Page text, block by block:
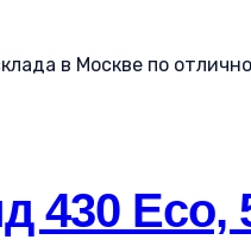
в Москве по
430 Eco,